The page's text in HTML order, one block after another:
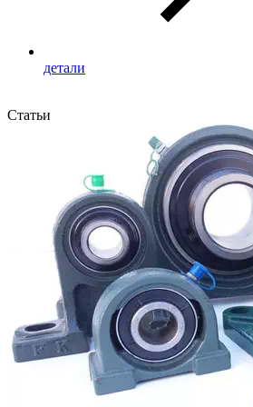
детали
Статьи